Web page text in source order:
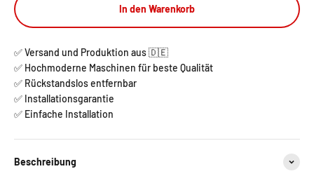
In den Warenkorb
✅ Versand und Produktion aus 🇩🇪
✅ Hochmoderne Maschinen für beste Qualität
✅ Rückstandslos entfernbar
✅ Installationsgarantie
✅ Einfache Installation
Beschreibung